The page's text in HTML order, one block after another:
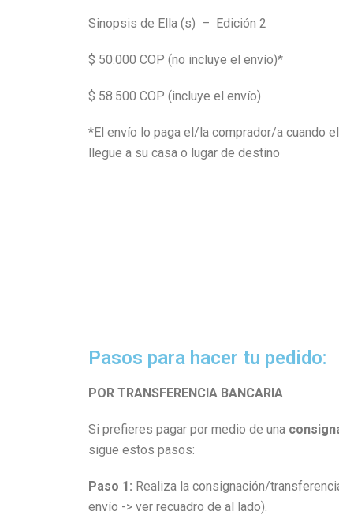
Sinopsis de Ella (s) – Edición 2
$ 50.000 COP (no incluye el envío)*
$ 58.500 COP (incluye el envío)
*El envío lo paga el/la comprador/a cuando
llegue a su casa o lugar de destino
Pasos para hacer tu pedido:
POR TRANSFERENCIA BANCARIA
Si prefieres pagar por medio de una
sigue estos pasos:
Paso 1: Realiza la consignación/
envío -> ver recuadro de al lado).